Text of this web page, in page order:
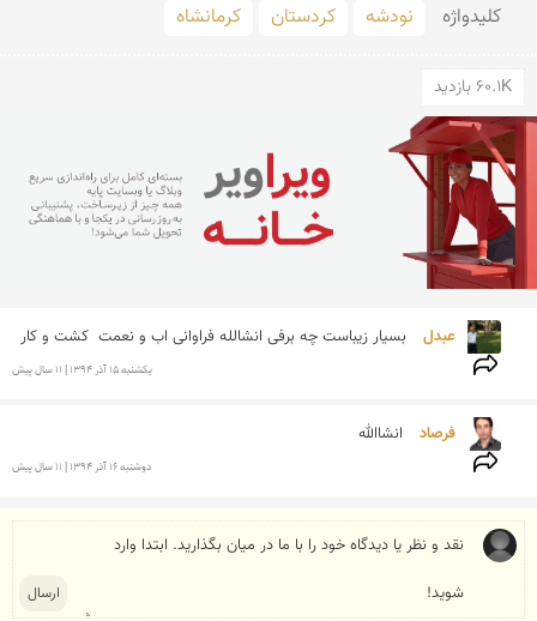
کلید‌واژه نودشه کردستان کرمانشاه
60.1K بازدید
عبدل بسیار زیباست چه برفی انشالله فراوانی اب و نعمت  کشت و کار
يكشنبه 15 آذر 1394 | 11 سال پیش
فرصاد انشاالله
دوشنبه 16 آذر 1394 | 11 سال پیش